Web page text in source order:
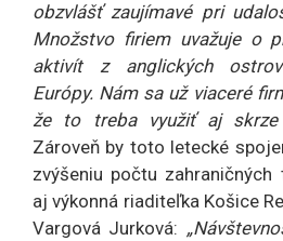
obzvlášť zaujímavé pri
Množstvo firiem uvažuje o
aktivít z anglických
Európy. Nám sa už viaceré
že to treba využiť aj skrze
Zároveň by toto letecké
zvýšeniu počtu
aj výkonná riaditeľka Košice
Vargová Jurková: